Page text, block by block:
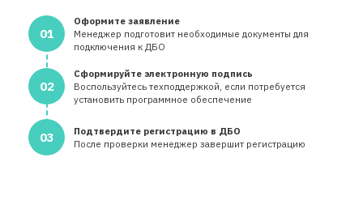
01
Оформите заявление
Менеджер подготовит необходимые документы для
подключения к ДБО
02
Сформируйте электронную подпись
Воспользуйтесь техподдержкой, если потребуется
установить программное обеспечение
03
Подтвердите регистрацию в ДБО
После проверки менеджер завершит регистрацию